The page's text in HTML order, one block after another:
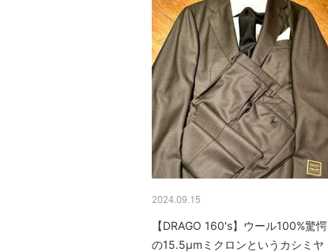
2024.09.15
【DRAGO 160's】ウール100%驚愕
の15.5μmミクロンというカシミヤ